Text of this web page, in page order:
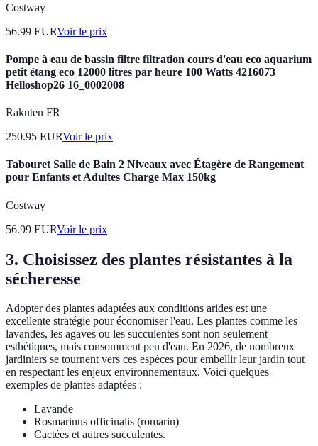
Costway
56.99 EURVoir le prix
Pompe à eau de bassin filtre filtration cours d'eau eco aquarium
petit étang eco 12000 litres par heure 100 Watts 4216073
Helloshop26 16_0002008
Rakuten FR
250.95 EURVoir le prix
Tabouret Salle de Bain 2 Niveaux avec Étagère de Rangement
pour Enfants et Adultes Charge Max 150kg
Costway
56.99 EURVoir le prix
3. Choisissez des plantes résistantes à la
sécheresse
Adopter des plantes adaptées aux conditions arides est une
excellente stratégie pour économiser l'eau. Les plantes comme les
lavandes, les agaves ou les succulentes sont non seulement
esthétiques, mais consomment peu d'eau. En 2026, de nombreux
jardiniers se tournent vers ces espèces pour embellir leur jardin tout
en respectant les enjeux environnementaux. Voici quelques
exemples de plantes adaptées :
Lavande
Rosmarinus officinalis (romarin)
Cactées et autres succulentes.